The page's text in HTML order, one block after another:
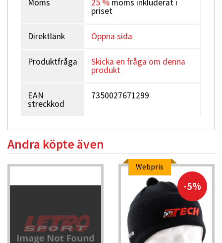
Moms 25 % moms inkluderat i
priset
Direktlänk Öppna sida
Produktfråga Skicka en fråga om denna
produkt
EAN
streckkod
7350027671299
Andra köpte även
Webpris
-5%